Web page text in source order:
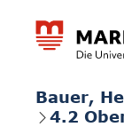
Bauer,
4.2